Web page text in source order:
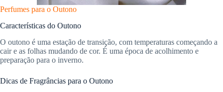
Perfumes para o Outono
Características do Outono
O outono é uma estação de transição, com temperaturas começando a
cair e as folhas mudando de cor. É uma época de acolhimento e
preparação para o inverno.
Dicas de Fragrâncias para o Outono